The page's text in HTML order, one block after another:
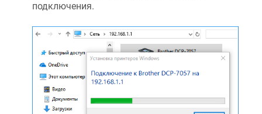
подключения.